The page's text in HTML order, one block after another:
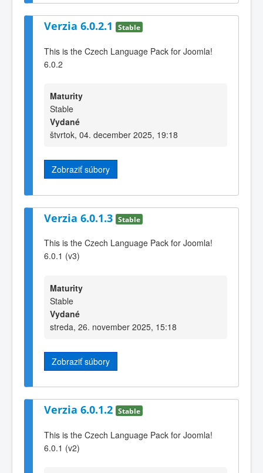
Verzia 6.0.2.1 Stable
This is the Czech Language Pack for Joomla!
6.0.2
Maturity
Stable
Vydané
štvrtok, 04. december 2025, 19:18
Zobraziť súbory
Verzia 6.0.1.3 Stable
This is the Czech Language Pack for Joomla!
6.0.1 (v3)
Maturity
Stable
Vydané
streda, 26. november 2025, 15:18
Zobraziť súbory
Verzia 6.0.1.2 Stable
This is the Czech Language Pack for Joomla!
6.0.1 (v2)